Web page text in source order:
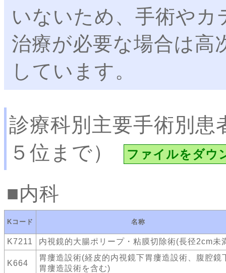
いないため、手術や
治療が必要な場合は高
しています。
診療科別主要手術別患
５位まで）
ファイルをダウ
内科
Kコード 名称
K7211 内視鏡的大腸ポリープ・粘膜切除術(長径2cm未
K664
胃瘻造設術(経皮的内視鏡下胃瘻造設術、腹腔鏡
胃瘻造設術を含む)